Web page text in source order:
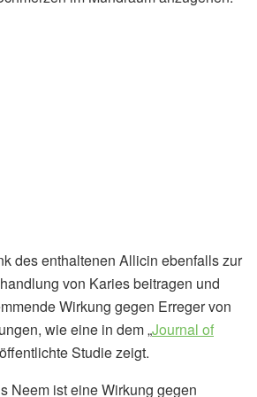
des enthaltenen Allicin ebenfalls zur
von Karies beitragen und
Wirkung gegen Erreger von
wie eine in dem „Journal of
Studie zeigt.
Neem ist eine Wirkung gegen